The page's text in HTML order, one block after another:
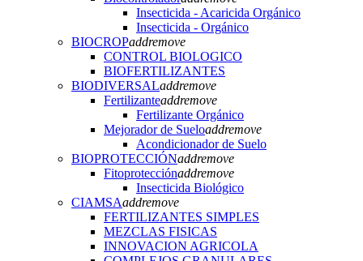
Insecticida - Acaricida Orgánico
Insecticida - Orgánico
BIOCROPaddremove
CONTROL BIOLOGICO
BIOFERTILIZANTES
BIODIVERSALaddremove
Fertilizanteaddremove
Fertilizante Orgánico
Mejorador de Sueloaddremove
Acondicionador de Suelo
BIOPROTECCIÓNaddremove
Fitoprotecciónaddremove
Insecticida Biológico
CIAMSAaddremove
FERTILIZANTES SIMPLES
MEZCLAS FISICAS
INNOVACION AGRICOLA